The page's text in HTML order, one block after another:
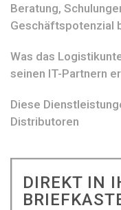
Beratung,
Geschäftspotenzial
Was das
seinen IT-Partnern
Diese
Distributoren
DIREKT IN